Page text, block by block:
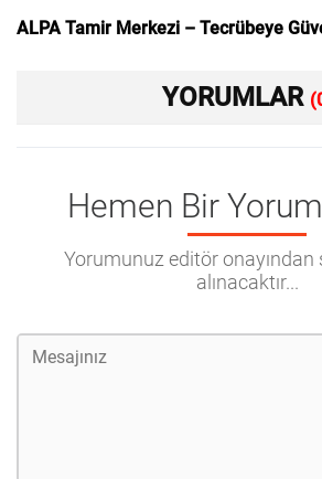
ALPA Tamir Merkezi – Tecrübeye
YORUMLAR
Hemen Bir Yorum
Yorumunuz editör onayından
alınacaktır...